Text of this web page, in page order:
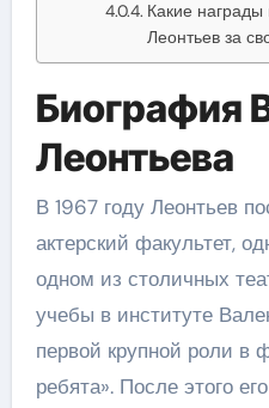
Какие
Леонтьев за
Биография
Леонтьева
В 1967 году Леонтьев
актерский факультет,
одном из столичных
учебы в институте
первой крупной роли в
ребята». После этого